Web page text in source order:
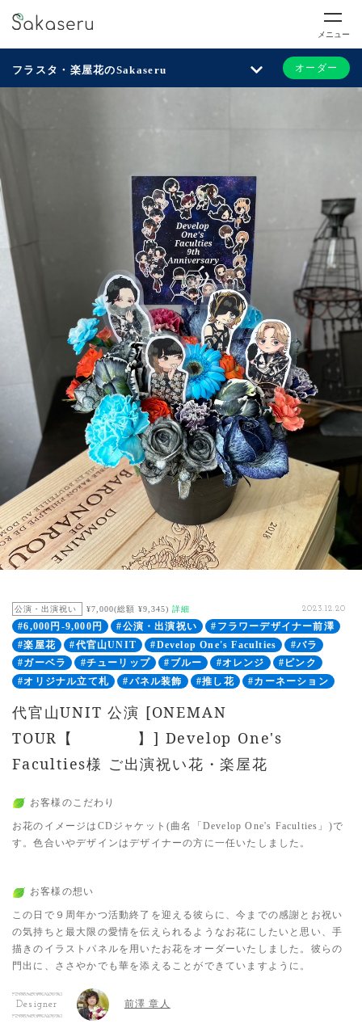
メニュー
フラスタ・楽屋花のSakaseru オーダー
公演・出演祝い ¥7,000(総額 ¥9,345) 詳細 2023.12.20
#6,000円-9,000円 #公演・出演祝い
#フラワーデザイナー前澤
#楽屋花
#代官山UNIT #Develop One's Faculties
#バラ
#ガーベラ
#チューリップ #ブルー #オレンジ
#ピンク
#オリジナル立て札
#パネル装飾 #推し花 #カーネーション
代官山UNIT 公演 [ONEMAN
TOUR【 】] Develop One's
Faculties様 ご出演祝い花・楽屋花
お客様のこだわり
お花のイメージはCDジャケット(曲名「Develop One's Faculties」)で
す。色合いやデザインはデザイナーの方に一任いたしました。
お客様の想い
この日で９周年かつ活動終了を迎える彼らに、今までの感謝とお祝い
の気持ちと最大限の愛情を伝えられるようなお花にしたいと思い、手
描きのイラストパネルを用いたお花をオーダーいたしました。彼らの
門出に、ささやかでも華を添えることができていますように。
Designer 前澤 章人